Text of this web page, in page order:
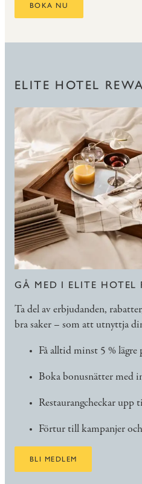
BOKA NU
ELITE HOTEL
GÅ MED I ELITE HOTEL
Ta del av erbjudanden,
bra saker – som att utnyttja
Få alltid minst 5 % lägre
Boka bonusnätter med
Restaurangcheckar upp
Förtur till kampanjer
BLI MEDLEM